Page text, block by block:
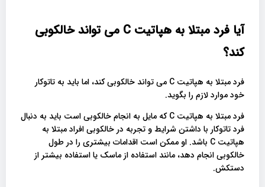
آیا فرد مبتلا به هپاتیت
می تواند خالکوبی
کند؟
فرد مبتلا به هپاتیت C می تواند خالکوبی کند، اما باید به تاتوکار
خود موارد لازم را بگوید.
فرد مبتلا به هپاتیت C که مایل به انجام خالکوبی است باید به دنبال
فرد تاتوکار با داشتن شرایط و تجربه در خالکوبی افراد مبتلا به
هپاتیت C باشد. او ممکن است اقدامات بیشتری را در طول
خالکوبی انجام دهد، مانند استفاده از ماسک یا استفاده بیشتر از
دستکش.